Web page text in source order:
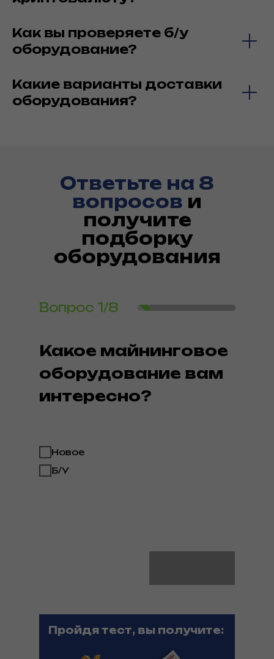
Как вы проверяете б/у
оборудование?
Какие варианты доставки
оборудования?
Ответьте на 8
вопросов и
получите
подборку
оборудования
Новое
Б/У
Какое майнинговое
оборудование вам
интересно?
Вопрос 1/8
Пройдя тест, вы получите: